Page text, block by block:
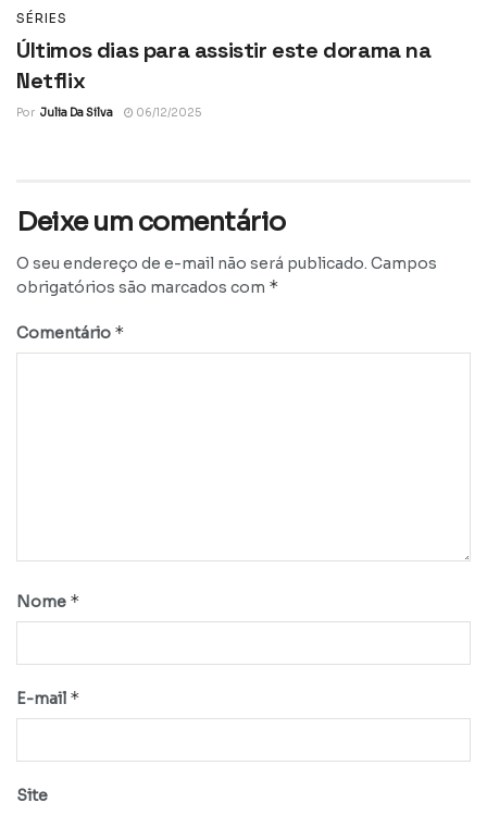
SÉRIES
Últimos dias para assistir este dorama na
Netflix
Por Julia Da Silva 06/12/2025
Deixe um comentário
O seu endereço de e-mail não será publicado. Campos
obrigatórios são marcados com *
Comentário *
Nome *
E-mail *
Site